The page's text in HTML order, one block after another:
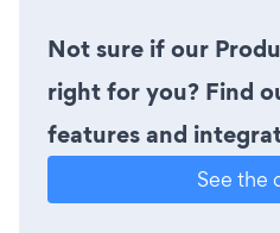
Not sure if our
right for you? Find
features and
See the